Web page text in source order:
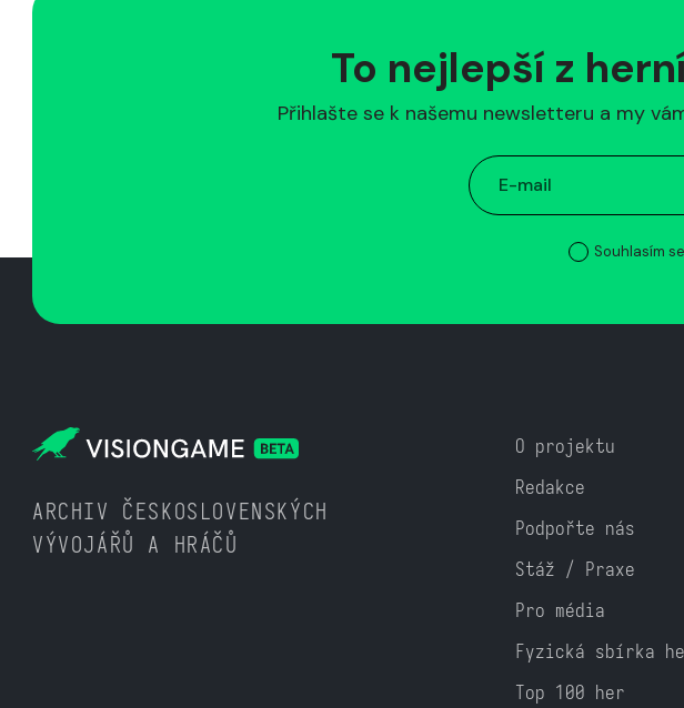
To nejlepší z
Přihlašte se k našemu newsletteru a my
Souhlasím
ARCHIV ČESKOSLOVENSKÝCH
VÝVOJÁŘŮ A HRÁČŮ
O projektu
Redakce
Podpořte nás
Stáž / Praxe
Pro média
Fyzická sbírka
Top 100 her